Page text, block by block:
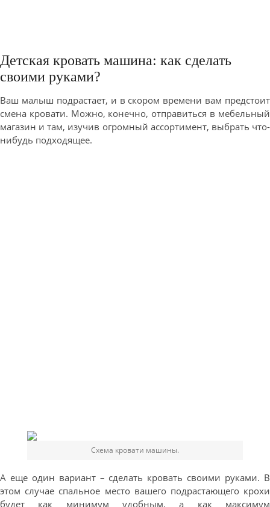
Детская кровать машина: как сделать
своими руками?
Ваш малыш подрастает, и в скором времени вам предстоит
смена кровати. Можно, конечно, отправиться в мебельный
магазин и там, изучив огромный ассортимент, выбрать что-
нибудь подходящее.
Схема кровати машины.
А еще один вариант – сделать кровать своими руками. В
этом случае спальное место вашего подрастающего крохи
будет как минимум удобным, а как максимум